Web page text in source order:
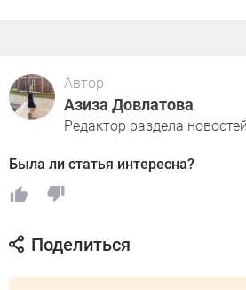
Автор
Азиза Довлатова
Редактор раздела новостей
Была ли статья интересна?
Поделиться